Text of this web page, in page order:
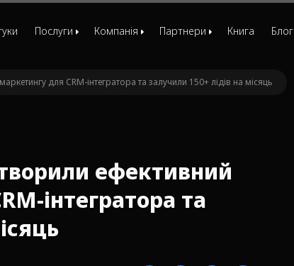
Послуги
Відділ маркетингу
Комплексна лідогенерація
Customer development
Розробка позиціювання
Компанія
Вакансії
Партнери
МРІЯ
Книга Блог
для CRM-інтегратора та залучили 150+ лідів на місяць
ефективний
інтегратора та